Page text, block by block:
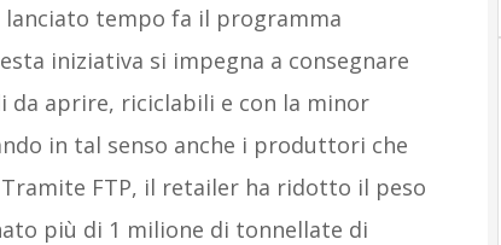
lanciato tempo fa il programma
iniziativa si impegna a consegnare
aprire, riciclabili e con la minor
in tal senso anche i produttori che
FTP, il retailer ha ridotto il peso
più di 1 milione di tonnellate di